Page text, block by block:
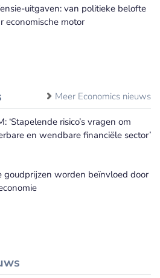
uitgaven: van politieke belofte
economische motor
Meer Economics nieuws
‘Stapelende risico’s vragen om
en wendbare financiële sector’
goudprijzen worden beïnvloed door